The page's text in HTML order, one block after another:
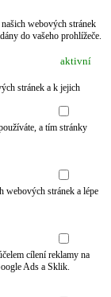
webových stránek
do vašeho prohlížeče.
aktivní
stránek a k jejich
a tím stránky
webových stránek a lépe
cílení reklamy na
Ads a Sklik.